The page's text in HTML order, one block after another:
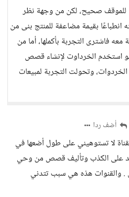
للموقف صحيح، لكن من وجهة نظر
انطباعًا بقيمة مضاعفة للمنتج بنى من
معه فاشترى التجربة بأكملها، أما من
استخدم الخرداوت لإنشاء قصص
وتحولت التجربة لمبيعات
أضف ردا
لا تستوهيني على طول أضعها في
على الكذب وتأليف قصص من وحي
. والقنوات هذه هي سبب تتدني